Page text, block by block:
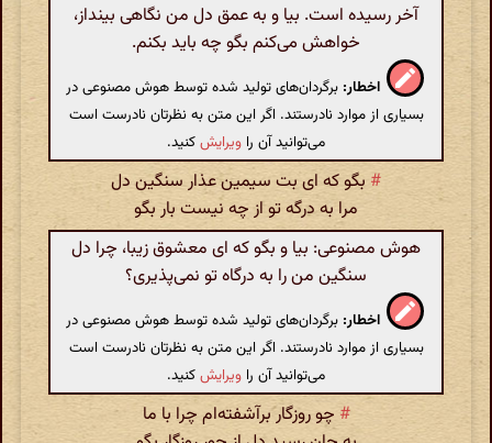
آخر رسیده است. بیا و به عمق دل من نگاهی بینداز،
خواهش می‌کنم بگو چه باید بکنم.
اخطار: برگردان‌های تولید شده توسط هوش مصنوعی در
بسیاری از موارد نادرستند. اگر این متن به نظرتان نادرست است
می‌توانید آن را ویرایشکنید.
# بگو که ای بت سیمین عذار سنگین دل
مرا به درگه تو از چه نیست بار بگو
هوش مصنوعی: بیا و بگو که ای معشوق زیبا، چرا دل
سنگین من را به درگاه تو نمی‌پذیری؟
اخطار: برگردان‌های تولید شده توسط هوش مصنوعی در
بسیاری از موارد نادرستند. اگر این متن به نظرتان نادرست است
می‌توانید آن را ویرایشکنید.
# چو روزگار برآشفته‌ام چرا با ما